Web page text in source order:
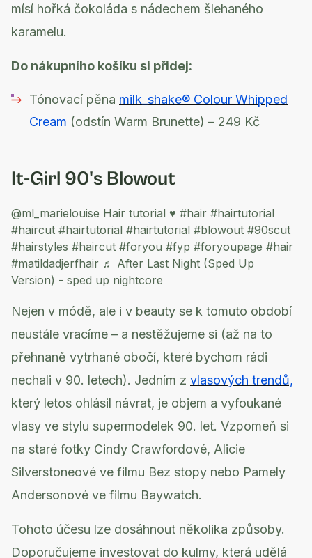
mísí hořká čokoláda s nádechem šlehaného
karamelu.
Do nákupního košíku si přidej:
Tónovací pěna milk_shake® Colour Whipped
Cream (odstín Warm Brunette) – 249 Kč
It-Girl 90's Blowout
@ml_marielouise Hair tutorial ♥️ #hair #hairtutorial
#haircut #hairtutorial #hairtutorial #blowout #90scut
#hairstyles #haircut #foryou #fyp #foryoupage #hair
#matildadjerfhair ♬ After Last Night (Sped Up
Version) - sped up nightcore
Nejen v módě, ale i v beauty se k tomuto období
neustále vracíme – a nestěžujeme si (až na to
přehnaně vytrhané obočí, které bychom rádi
nechali v 90. letech). Jedním z vlasových trendů,
který letos ohlásil návrat, je objem a vyfoukané
vlasy ve stylu supermodelek 90. let. Vzpomeň si
na staré fotky Cindy Crawfordové, Alicie
Silverstoneové ve filmu Bez stopy nebo Pamely
Andersonové ve filmu Baywatch.
Tohoto účesu lze dosáhnout několika způsoby.
Doporučujeme investovat do kulmy, která udělá